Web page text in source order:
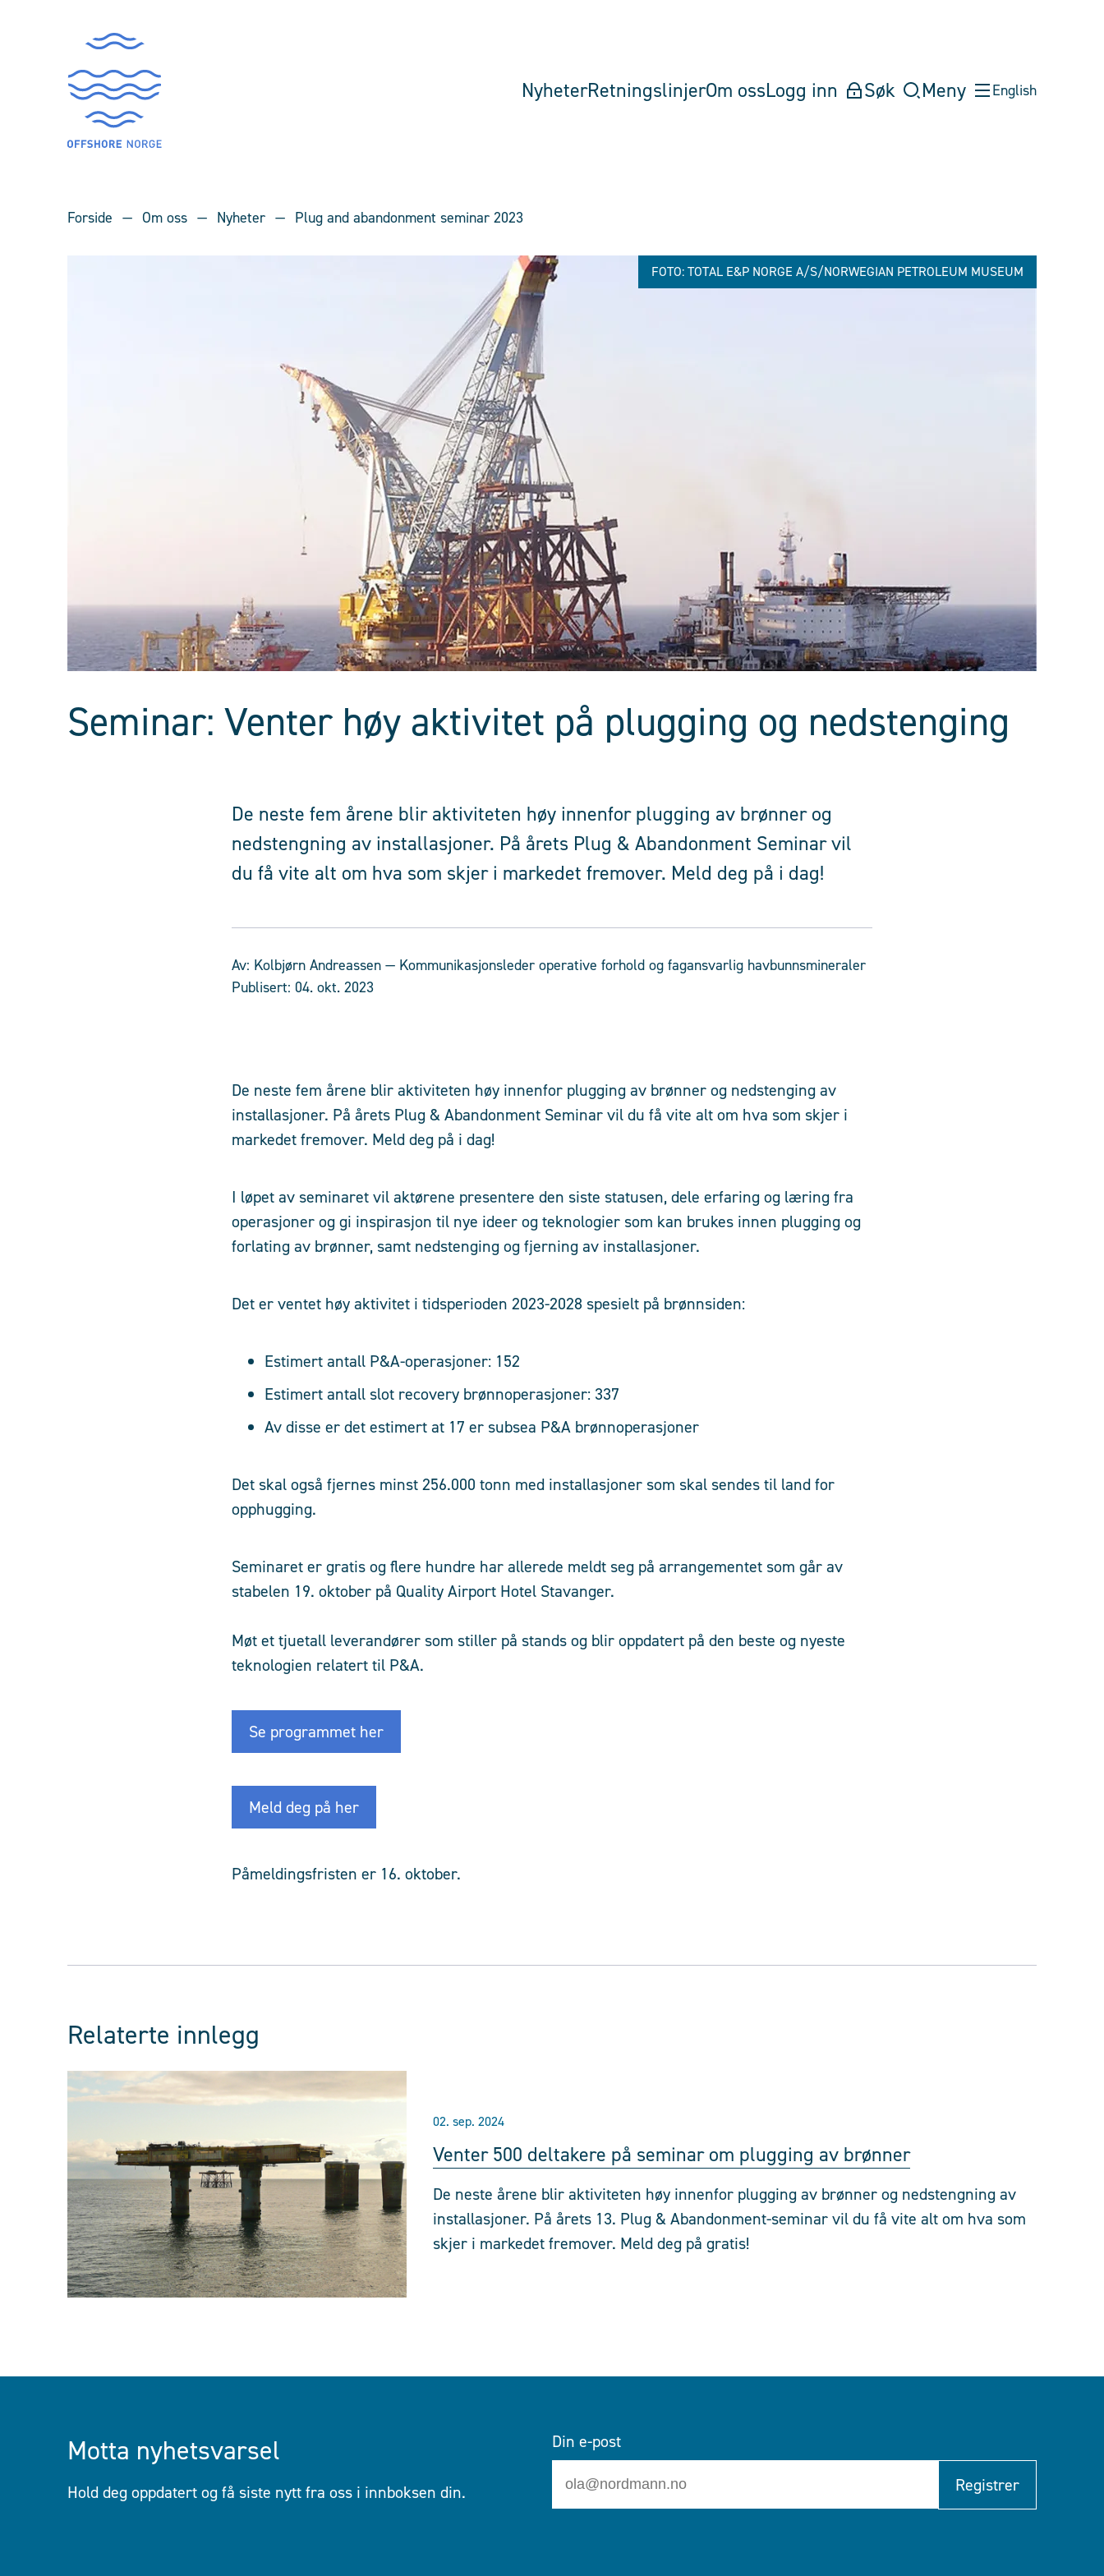
NyheterRetningslinjerOm ossLogg inn Søk Meny English
Forside Om oss Nyheter Plug and abandonment seminar 2023
FOTO: TOTAL E&P NORGE A/S/NORWEGIAN PETROLEUM MUSEUM
Seminar: Venter høy aktivitet på plugging og nedstenging
De neste fem årene blir aktiviteten høy innenfor plugging av brønner og
nedstengning av installasjoner. På årets Plug & Abandonment Seminar vil
du få vite alt om hva som skjer i markedet fremover. Meld deg på i dag!
Av: Kolbjørn Andreassen — Kommunikasjonsleder operative forhold og fagansvarlig havbunnsmineraler
Publisert: 04. okt. 2023
De neste fem årene blir aktiviteten høy innenfor plugging av brønner og nedstenging av
installasjoner. På årets Plug & Abandonment Seminar vil du få vite alt om hva som skjer i
markedet fremover. Meld deg på i dag!
I løpet av seminaret vil aktørene presentere den siste statusen, dele erfaring og læring fra
operasjoner og gi inspirasjon til nye ideer og teknologier som kan brukes innen plugging og
forlating av brønner, samt nedstenging og fjerning av installasjoner.
Det er ventet høy aktivitet i tidsperioden 2023-2028 spesielt på brønnsiden:
Estimert antall P&A-operasjoner: 152
Estimert antall slot recovery brønnoperasjoner: 337
Av disse er det estimert at 17 er subsea P&A brønnoperasjoner
Det skal også fjernes minst 256.000 tonn med installasjoner som skal sendes til land for
opphugging.
Seminaret er gratis og flere hundre har allerede meldt seg på arrangementet som går av
stabelen 19. oktober på Quality Airport Hotel Stavanger.
Møt et tjuetall leverandører som stiller på stands og blir oppdatert på den beste og nyeste
teknologien relatert til P&A.
Se programmet her
Meld deg på her
Påmeldingsfristen er 16. oktober.
Relaterte innlegg
02. sep. 2024
Venter 500 deltakere på seminar om plugging av brønner
De neste årene blir aktiviteten høy innenfor plugging av brønner og nedstengning av
installasjoner. På årets 13. Plug & Abandonment-seminar vil du få vite alt om hva som
skjer i markedet fremover. Meld deg på gratis!
Motta nyhetsvarsel
Hold deg oppdatert og få siste nytt fra oss i innboksen din.
Din e-post
Registrer